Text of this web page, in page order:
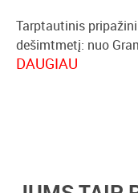
Tarptautinis
dešimtmetį: nuo
albumo „Visions Of
DAUGIAU